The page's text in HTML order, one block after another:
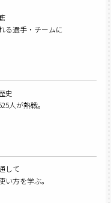
る選手・チームに
史
人が熱戦。
して
い方を学ぶ。